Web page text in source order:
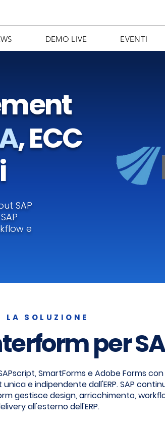
DEMO LIVE EVENTI
, ECC
SAP
e
LA SOLUZIONE
per
SmartForms e Adobe Forms
e indipendente dall'ERP. SAP
gestisce design, arricchimento,
all'esterno dell'ERP.